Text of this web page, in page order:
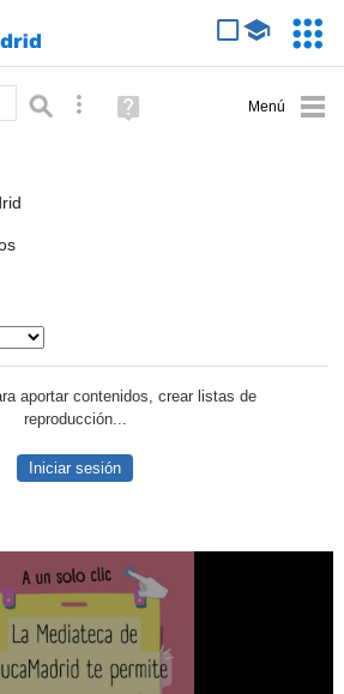
Búsqueda avanzada
Ayuda
(en
aportar contenidos, crear listas de
reproducción...
Iniciar sesión